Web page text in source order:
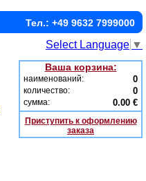
Тел.: +49 9632 7999000
Select Language ▼
Ваша корзина:
наименований: 0
количество: 0
сумма: 0.00 €
Приступить к оформлению
заказа